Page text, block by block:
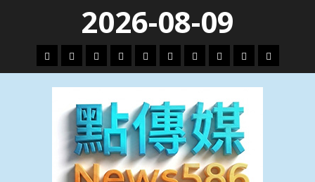
content
2026-08-09
頭
條
財
經
地
方.
會
文
教.
技
專
題
娛
樂
劇
政
治
國
際
運
動
生
活